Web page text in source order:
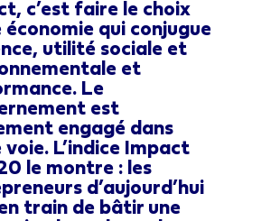
c’est faire le choix
économie qui conjugue
utilité sociale et
et
Le
est
engagé dans
L’indice Impact
le montre : les
d’aujourd’hui
train de bâtir une